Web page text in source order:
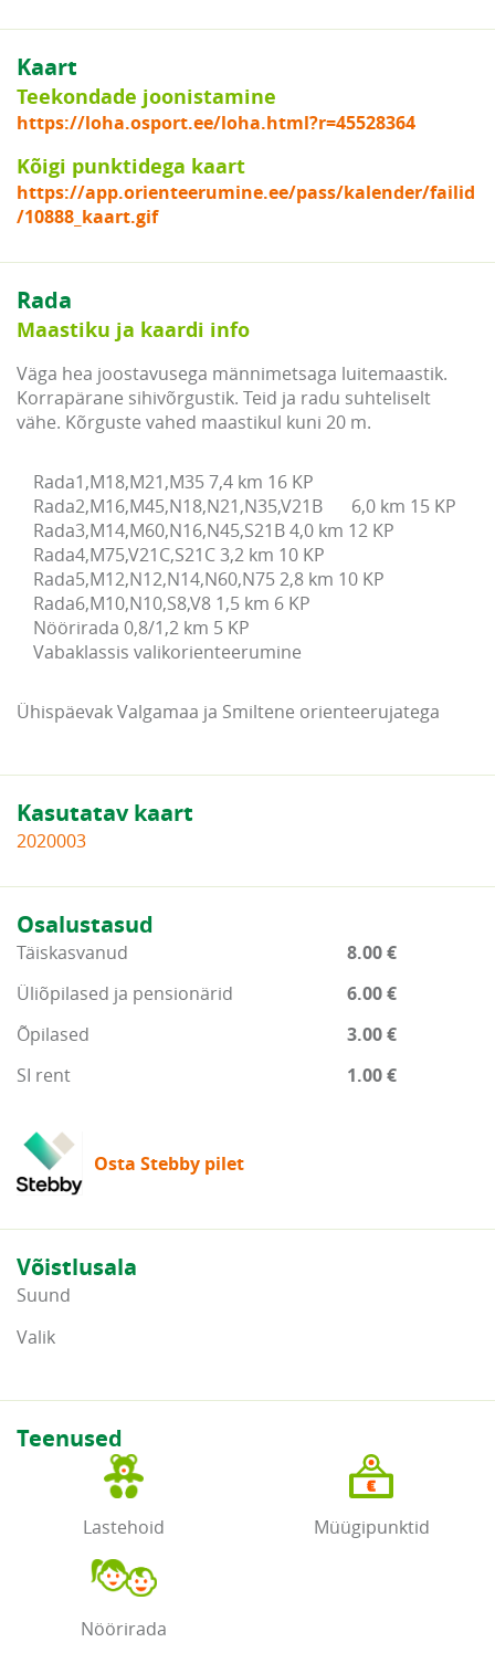
Kaart
Teekondade joonistamine
https://loha.osport.ee/loha.html?r=45528364
Kõigi punktidega kaart
https://app.orienteerumine.ee/pass/kalender/failid
/10888_kaart.gif
Rada
Maastiku ja kaardi info
Väga hea joostavusega männimetsaga luitemaastik.
Korrapärane sihivõrgustik. Teid ja radu suhteliselt
vähe. Kõrguste vahed maastikul kuni 20 m.
Rada1,M18,M21,M35 7,4 km 16 KP
Rada2,M16,M45,N18,N21,N35,V21B	6,0 km 15 KP
Rada3,M14,M60,N16,N45,S21B 4,0 km 12 KP
Rada4,M75,V21C,S21C 3,2 km 10 KP
Rada5,M12,N12,N14,N60,N75 2,8 km 10 KP
Rada6,M10,N10,S8,V8 1,5 km 6 KP
Nöörirada 0,8/1,2 km 5 KP
Vabaklassis valikorienteerumine
Ühispäevak Valgamaa ja Smiltene orienteerujatega
Kasutatav kaart
2020003
Osalustasud
Täiskasvanud
8.00 €
Üliõpilased ja pensionärid
6.00 €
Õpilased
3.00 €
SI rent
1.00 €
Osta Stebby pilet
Võistlusala
Suund
Valik
Teenused
Lastehoid Müügipunktid
Nöörirada